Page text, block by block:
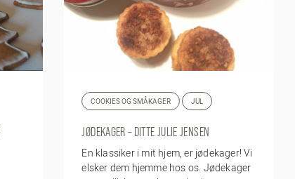
COOKIES OG SMÅKAGER JUL
JØDEKAGER – DITTE JULIE JENSEN
En klassiker i mit hjem, er jødekager! Vi
elsker dem hjemme hos os. Jødekager